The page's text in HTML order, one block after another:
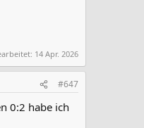
14 Apr. 2026
#647
0:2 habe ich